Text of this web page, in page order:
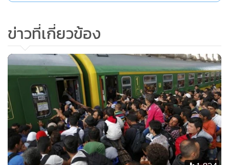
ในศตวรรษที่ 16 และ 17
นอกจากนี้ สื่อกาตาร์ยังรายงานเพิ่มเติมต่ออีกว่า ออร์บานยังได้
กล่าวปกป้องในการตัดสินใจที่ทางฮังการีได้สร้างรั้วขวางกั้นไม่ให้
ผู้อพยพเข้าประเทศว่า “ผู้อพยพทั้งหลาย ได้โปรดอย่าเข้ามา
ฮังการี เพราะไม่มีการรับปากอย่างแน่นอนว่าท่านทั้งหลายจะได้
รับการอนุญาตให้เข้าประเทศ” และเสริมต่อด้วยว่า “เราชาว
ฮังการีต่างเต็มไปด้วยความรู้สึกหวาดกลัว ประชาชนในยุโรปต่าง
เต็มไปด้วยความกลัว เพราะท่ามกลางผู้นำชาติยุโรป มีนายก
ข่าวที่เกี่ยวข้อง